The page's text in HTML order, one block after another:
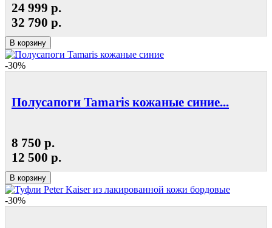
24 999 р.
32 790 р.
В корзину
-30%
Полусапоги Tamaris кожаные синие...
8 750 р.
12 500 р.
В корзину
-30%